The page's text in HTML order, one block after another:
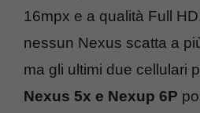
16mpx e a qualità Full
nessun Nexus scatta a
ma gli ultimi due cellulari
Nexus 5x e Nexup 6P